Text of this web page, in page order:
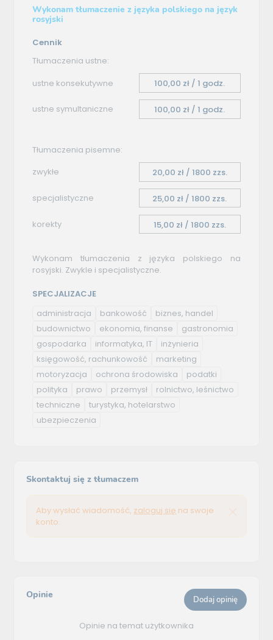
Wykonam tłumaczenie z języka polskiego na język
rosyjski
Cennik
Tłumaczenia ustne:
ustne konsekutywne
100,00 zł / 1 godz.
ustne symultaniczne 100,00 zł / 1 godz.
Tłumaczenia pisemne:
zwykłe
20,00 zł / 1800 zzs.
specjalistyczne 25,00 zł / 1800 zzs.
korekty 15,00 zł / 1800 zzs.
Wykonam tłumaczenia z języka polskiego na
rosyjski. Zwykle i specjalistyczne.
SPECJALIZACJE
administracja
bankowość
biznes, handel
budownictwo
ekonomia, finanse
gastronomia
gospodarka
informatyka, IT
inżynieria
księgowość, rachunkowość
marketing
motoryzacja
ochrona środowiska
podatki
polityka
prawo przemysł
rolnictwo, leśnictwo
techniczne
turystyka, hotelarstwo
ubezpieczenia
Skontaktuj się z tłumaczem
Aby wysłać wiadomość, zaloguj się na swoje
konto.
Opinie Dodaj opinię
Opinie na temat użytkownika